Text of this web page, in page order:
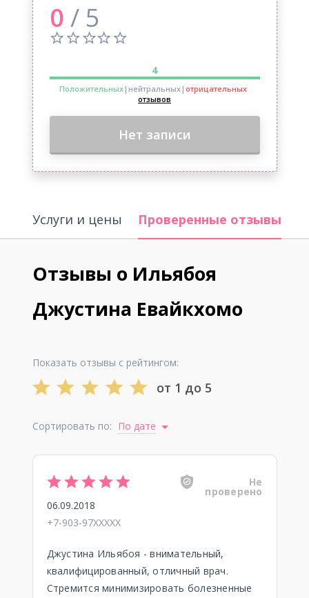
0 / 5
4
Положительных|нейтральных| отрицательных
отзывов
Нет записи
Услуги и цены Проверенные отзывы
Отзывы о Ильябоя
Джустина Евайкхомо
Показать отзывы с рейтингом:
от 1 до 5
Сортировать по: По дате
Не
проверено
06.09.2018
+7-903-97XXXXX
Джустина Ильябоя - внимательный,
квалифицированный, отличный врач.
Стремится минимизировать болезненные